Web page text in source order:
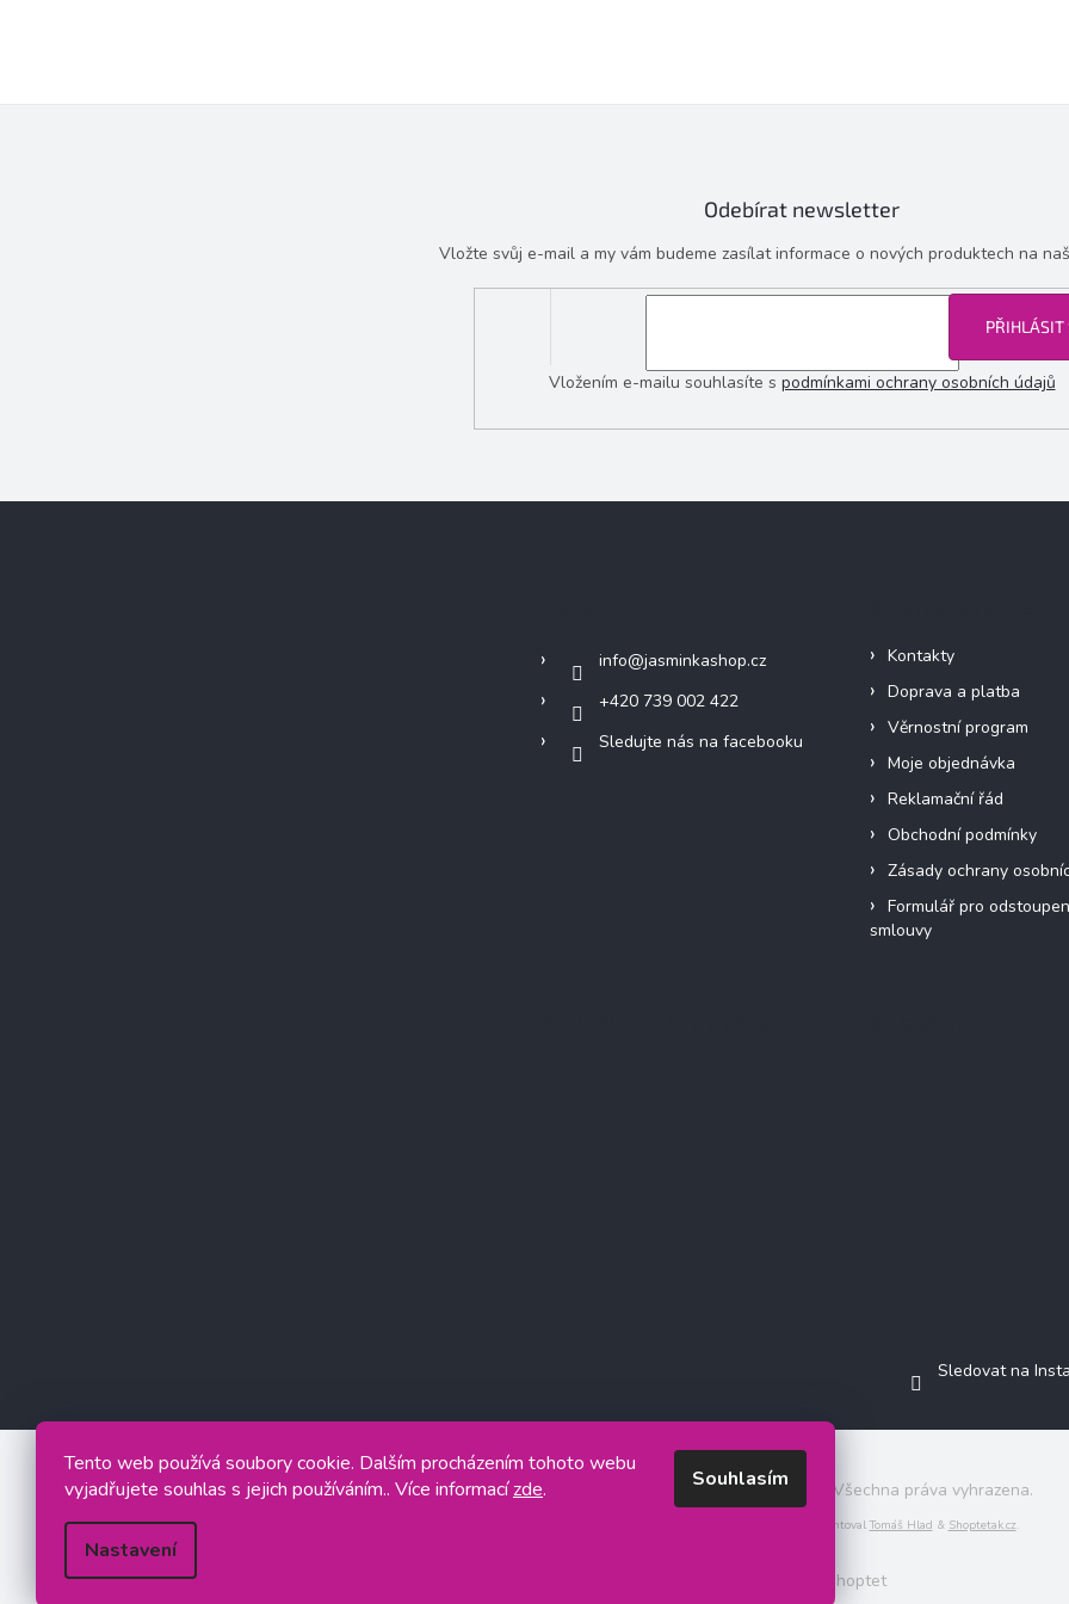
Tento web používá soubory cookie. Dalším procházením tohoto webu
vyjadřujete souhlas s jejich používáním.. Více informacízde.
Nastavení
Souhlasím
Odebírat newsletter
Vložte svůj e-mail a my vám budeme zasílat informace o nových produktech na
Vložením e-mailu souhlasíte s podmínkami ochrany osobních údajů
PŘIHLÁSIT
info@jasminkashop.cz
+420 739 002 422
Sledujte nás na facebooku
Kontakty
Doprava a platba
Věrnostní program
Moje objednávka
Reklamační řád
Obchodní podmínky
Zásady ochrany
Formulář pro
smlouvy
Sledovat na
Jasminkashop.cz . Všechna práva vyhrazena.
Grafický návrh vytvořil a na Shoptet implementoval Tomáš Hlad & Shoptetak.cz.
Vytvořil Shoptet